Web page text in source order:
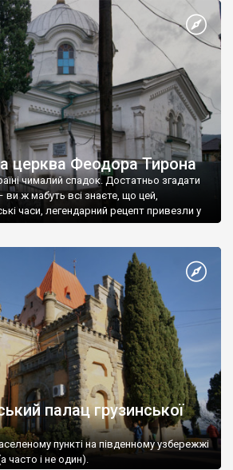
церква Феодора Тирона
чималий спадок. Достатньо згадати
ви ж мабуть всі знаєте, що цей,
часи, легендарний рецепт привезли у
палац грузинської
пункті на південному узбережжі
часто і не один).